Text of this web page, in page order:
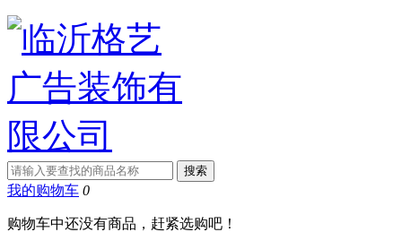
我的购物车 0
购物车中还没有商品，赶紧选购吧！